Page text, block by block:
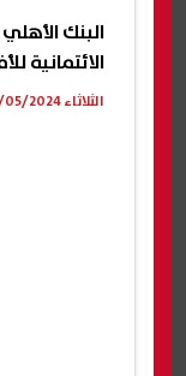
البنك
الائتمانية
الثلاثاء 14/05/2024 10:10 م